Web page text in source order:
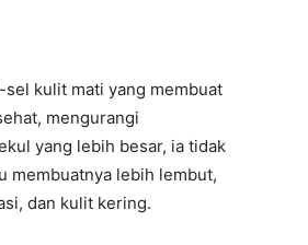
kulit mati yang membuat
mengurangi
yang lebih besar, ia tidak
membuatnya lebih lembut,
dan kulit kering.